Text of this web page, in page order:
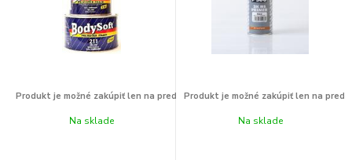
Na sklade Na sklade